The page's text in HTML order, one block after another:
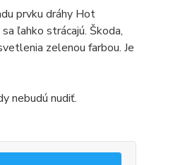
prvku dráhy Hot
ľahko strácajú. Škoda,
zelenou farbou. Je
nebudú nudiť.